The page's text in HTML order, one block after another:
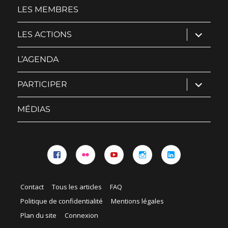
LES MEMBRES
LES ACTIONS ouvrir
le
sous-
L’AGENDA
PARTICIPER ouvrir
le
sous-
MÉDIAS
Contact Tous les articles
FAQ
Politique de confidentialité
Mentions légales
Plan du site
Connexion